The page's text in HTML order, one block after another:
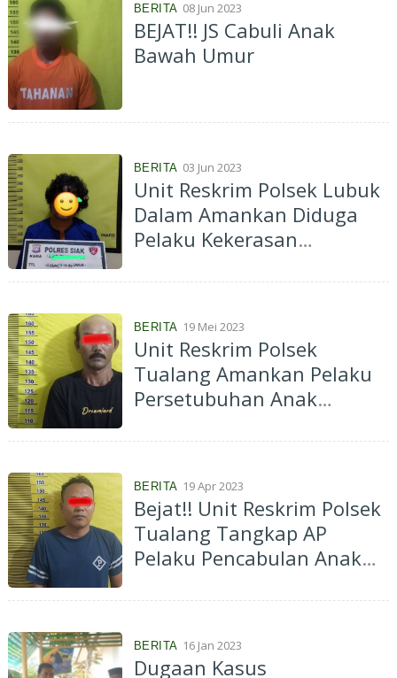
BERITA 08 Jun 2023
BEJAT!! JS Cabuli Anak
Bawah Umur
BERITA 03 Jun 2023
Unit Reskrim Polsek Lubuk
Dalam Amankan Diduga
Pelaku Kekerasan
Umur
BERITA 19 Mei 2023
Unit Reskrim Polsek
Tualang Amankan Pelaku
Persetubuhan Anak
BERITA 19 Apr 2023
Bejat!! Unit Reskrim Polsek
Tualang Tangkap AP
Pelaku Pencabulan Anak
Perawang
BERITA 16 Jan 2023
Dugaan Kasus